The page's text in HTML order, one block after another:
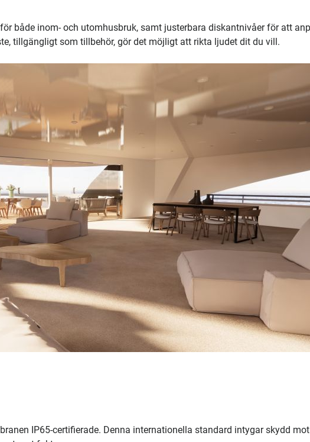
både inom- och utomhusbruk, samt justerbara diskantnivåer för att
tillgängligt som tillbehör, gör det möjligt att rikta ljudet dit du vill.
IP65-certifierade. Denna internationella standard intygar skydd mot